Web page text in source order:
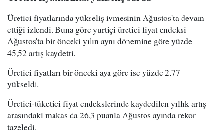
Üretici fiyatlarında yükseliş ivmesinin Ağustos'ta devam
ettiği izlendi. Buna göre yurtiçi üretici fiyat endeksi
Ağustos'ta bir önceki yılın aynı dönemine göre yüzde
45,52 artış kaydetti.
Üretici fiyatları bir önceki aya göre ise yüzde 2,77
yükseldi.
Üretici-tüketici fiyat endekslerinde kaydedilen yıllık artış
arasındaki makas da 26,3 puanla Ağustos ayında rekor
tazeledi.